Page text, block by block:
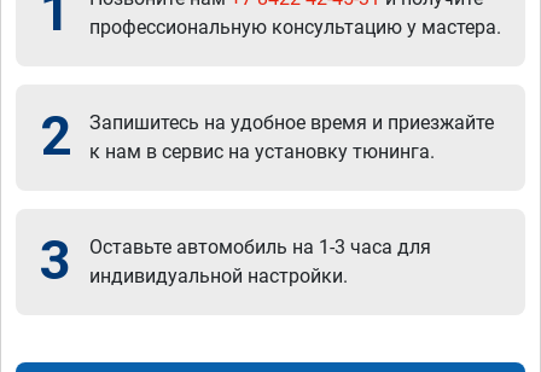
профессиональную консультацию у мастера.
2
Запишитесь на удобное время и приезжайте
к нам в сервис на установку тюнинга.
3
Оставьте автомобиль на 1-3 часа для
индивидуальной настройки.